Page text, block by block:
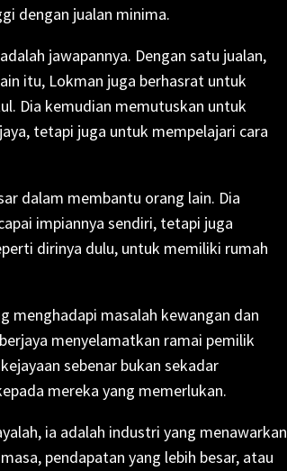
dengan jualan minima.
jawapannya. Dengan satu jualan,
itu, Lokman juga berhasrat untuk
Dia kemudian memutuskan untuk
tetapi juga untuk mempelajari cara
dalam membantu orang lain. Dia
impiannya sendiri, tetapi juga
dirinya dulu, untuk memiliki rumah
menghadapi masalah kewangan dan
menyelamatkan ramai pemilik
sebenar bukan sekadar
mereka yang memerlukan.
ia adalah industri yang menawarkan
pendapatan yang lebih besar, atau